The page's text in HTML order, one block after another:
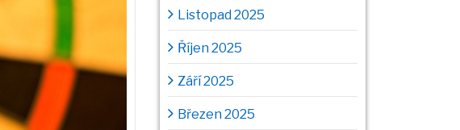
Listopad 2025
Říjen 2025
Září 2025
Březen 2025